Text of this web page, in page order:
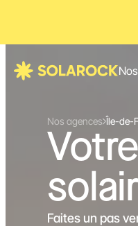
Nos agences Île-de-
Faites un pas